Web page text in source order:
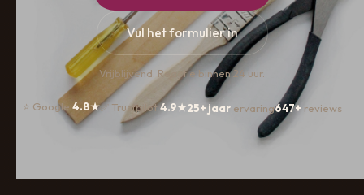
Vul het formulier in
Vrijblijvend. Reactie binnen 24 uur.
⭐ Google 4.8★✅ Trustpilot4.9★25+ jaarervaring647+ reviews